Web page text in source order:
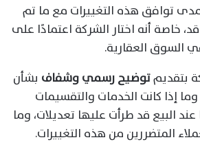
توافق هذه التغييرات مع ما تم
خاصة أنه اختار الشركة اعتمادًا على
السوق العقارية.
بتقديمتوضيح رسمي وشفاف بشأن
إذا كانت الخدمات والتقسيمات
عند البيع قد طرأت عليها تعديلات، وما
المتضررين من هذه التغييرات.